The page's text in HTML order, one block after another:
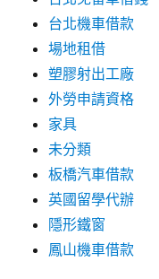
台北機車借款
場地租借
塑膠射出工廠
外勞申請資格
家具
未分類
板橋汽車借款
英國留學代辦
隱形鐵窗
鳳山機車借款